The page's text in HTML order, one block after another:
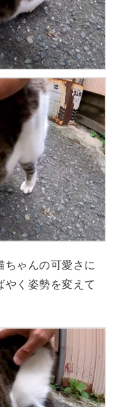
ゃんの可愛さに
やく姿勢を変えて